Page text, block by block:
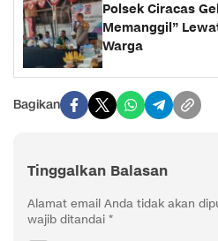
Polsek Ciracas
Memanggil”
Warga
Bagikan
Tinggalkan Balasan
Alamat email Anda tidak akan
wajib ditandai *